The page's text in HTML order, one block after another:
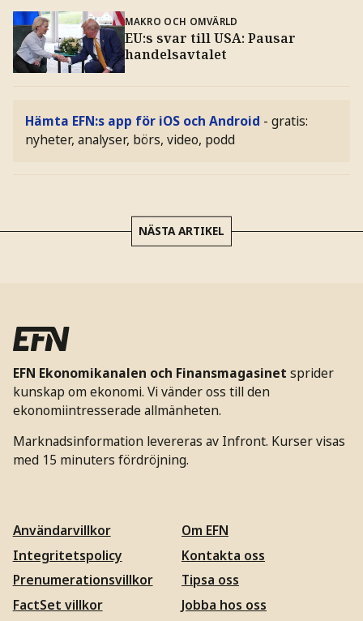
MAKRO OCH OMVÄRLD
EU:s svar till USA: Pausar
handelsavtalet
Hämta EFN:s app för iOS och Android - gratis:
nyheter, analyser, börs, video, podd
NÄSTA ARTIKEL
EFN Ekonomikanalen och Finansmagasinet sprider
kunskap om ekonomi. Vi vänder oss till den
ekonomiintresserade allmänheten.
Marknadsinformation levereras av Infront. Kurser visas
med 15 minuters fördröjning.
Användarvillkor
Integritetspolicy
Prenumerationsvillkor
FactSet villkor
Om EFN
Kontakta oss
Tipsa oss
Jobba hos oss